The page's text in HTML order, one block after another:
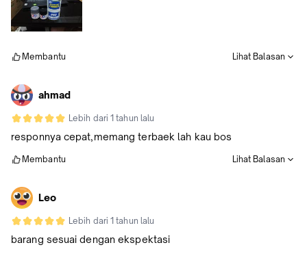
Membantu Lihat Balasan
ahmad
Lebih dari 1 tahun lalu
responnya cepat,memang terbaek lah kau bos
Membantu Lihat Balasan
Leo
Lebih dari 1 tahun lalu
barang sesuai dengan ekspektasi